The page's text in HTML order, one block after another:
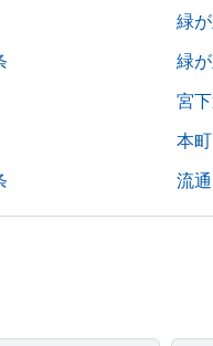
緑
緑
宮
本町
流